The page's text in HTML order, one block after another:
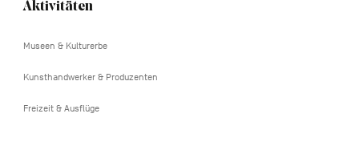
Navigation
Aktivitäten
Museen & Kulturerbe
Kunsthandwerker & Produzenten
Freizeit & Ausflüge